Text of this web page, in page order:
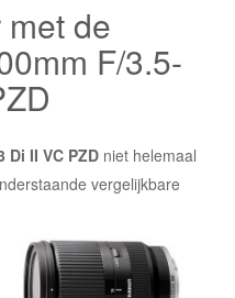
de
F/3.5-
Di II VC PZD niet helemaal
vergelijkbare